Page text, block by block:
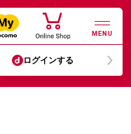
MENU
ログインする